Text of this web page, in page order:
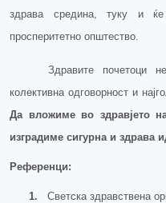
здрава средина, туку и
просперитетно општество.
Здравите почетоци
колективна одговорност и
Да вложиме во здравјето
изградиме сигурна и здрава
Референци:
1. Светска здравствена